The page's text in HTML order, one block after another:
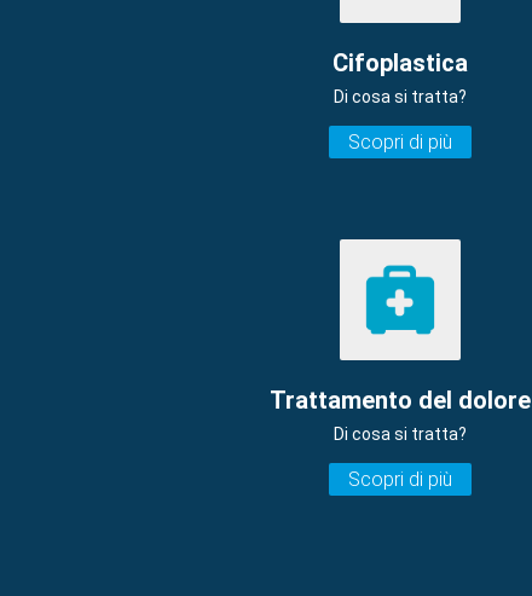
Cifoplastica
Di cosa si tratta?
Scopri di più
Trattamento del dolore
Di cosa si tratta?
Scopri di più